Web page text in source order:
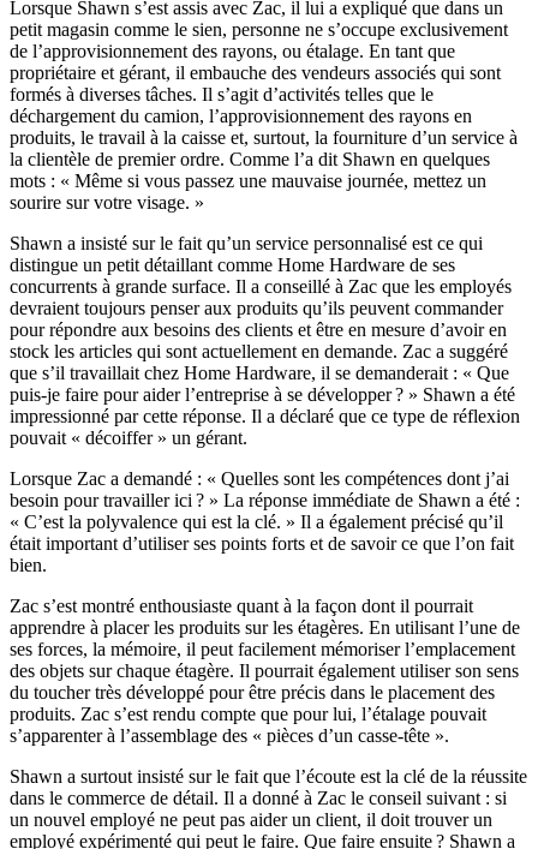
Lorsque Shawn s’est assis avec Zac, il lui a expliqué que dans un
petit magasin comme le sien, personne ne s’occupe exclusivement
de l’approvisionnement des rayons, ou étalage. En tant que
propriétaire et gérant, il embauche des vendeurs associés qui sont
formés à diverses tâches. Il s’agit d’activités telles que le
déchargement du camion, l’approvisionnement des rayons en
produits, le travail à la caisse et, surtout, la fourniture d’un service à
la clientèle de premier ordre. Comme l’a dit Shawn en quelques
mots : « Même si vous passez une mauvaise journée, mettez un
sourire sur votre visage. »
Shawn a insisté sur le fait qu’un service personnalisé est ce qui
distingue un petit détaillant comme Home Hardware de ses
concurrents à grande surface. Il a conseillé à Zac que les employés
devraient toujours penser aux produits qu’ils peuvent commander
pour répondre aux besoins des clients et être en mesure d’avoir en
stock les articles qui sont actuellement en demande. Zac a suggéré
que s’il travaillait chez Home Hardware, il se demanderait : « Que
puis-je faire pour aider l’entreprise à se développer ? » Shawn a été
impressionné par cette réponse. Il a déclaré que ce type de réflexion
pouvait « décoiffer » un gérant.
Lorsque Zac a demandé : « Quelles sont les compétences dont j’ai
besoin pour travailler ici ? » La réponse immédiate de Shawn a été :
« C’est la polyvalence qui est la clé. » Il a également précisé qu’il
était important d’utiliser ses points forts et de savoir ce que l’on fait
bien.
Zac s’est montré enthousiaste quant à la façon dont il pourrait
apprendre à placer les produits sur les étagères. En utilisant l’une de
ses forces, la mémoire, il peut facilement mémoriser l’emplacement
des objets sur chaque étagère. Il pourrait également utiliser son sens
du toucher très développé pour être précis dans le placement des
produits. Zac s’est rendu compte que pour lui, l’étalage pouvait
s’apparenter à l’assemblage des « pièces d’un casse-tête ».
Shawn a surtout insisté sur le fait que l’écoute est la clé de la réussite
dans le commerce de détail. Il a donné à Zac le conseil suivant : si
un nouvel employé ne peut pas aider un client, il doit trouver un
employé expérimenté qui peut le faire. Que faire ensuite ? Shawn a